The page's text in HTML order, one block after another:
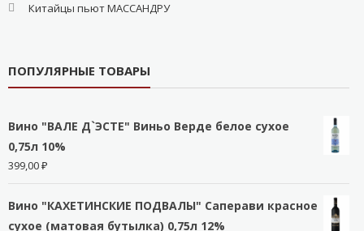
Китайцы пьют МАССАНДРУ
ПОПУЛЯРНЫЕ ТОВАРЫ
Вино "ВАЛЕ Д`ЭСТЕ" Виньо Верде белое сухое
0,75л 10%
399,00₽
Вино "КАХЕТИНСКИЕ ПОДВАЛЫ" Саперави красное
сухое (матовая бутылка) 0,75л 12%